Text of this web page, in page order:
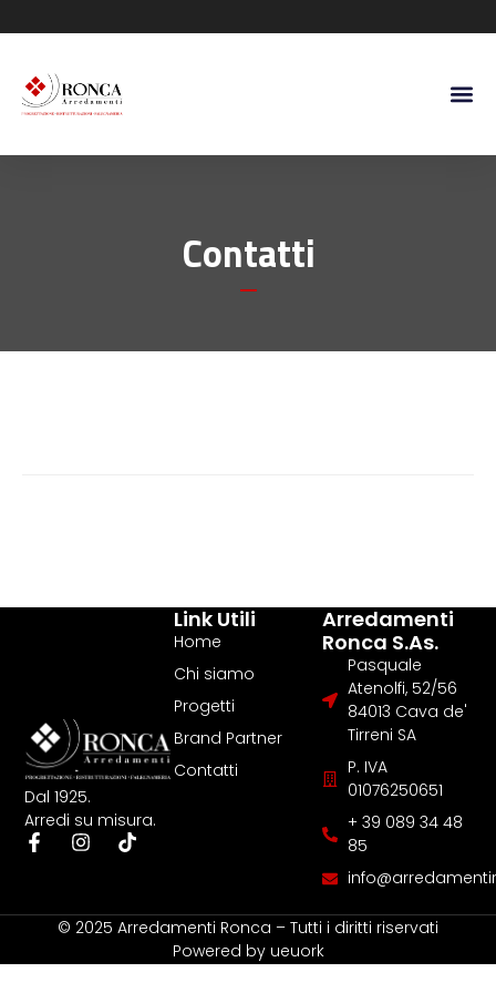
Contatti
Dal 1925.
Arredi su misura.
Link Utili
Home
Chi siamo
Progetti
Brand Partner
Contatti
Arredamenti
Ronca S.as.
Pasquale
Atenolfi, 52/56
84013 Cava de'
Tirreni SA
P. IVA
01076250651
+ 39 089 34 48
85
© 2025 Arredamenti Ronca – Tutti i diritti riservati
Powered by ueuork